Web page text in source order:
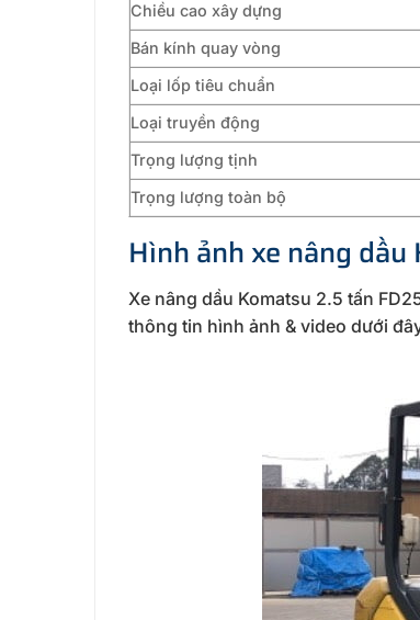
Chiều cao xây dựng
Bán kính quay vòng
Loại lốp tiêu chuẩn
Loại truyền động
Trọng lượng tịnh
Trọng lượng toàn bộ
Hình ảnh xe nâng
Xe nâng dầu Komatsu 2.5 tấn
thông tin hình ảnh & video dưới